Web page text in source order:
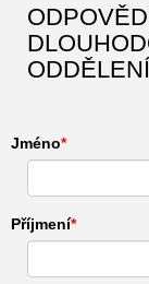
Jméno
Příjmení